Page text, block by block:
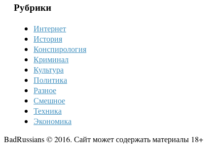
Рубрики
Интернет
История
Конспирология
Криминал
Культура
Политика
Разное
Смешное
Техника
Экономика
BadRussians © 2016. Сайт может содержать материалы 18+